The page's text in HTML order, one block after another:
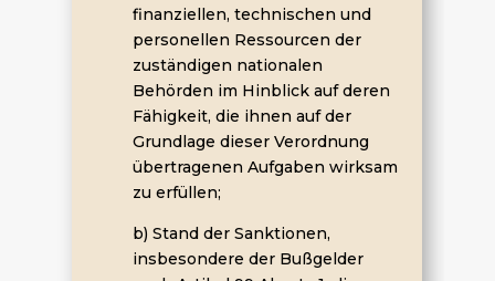
finanziellen, technischen und
personellen Ressourcen der
zuständigen nationalen
Behörden im Hinblick auf deren
Fähigkeit, die ihnen auf der
Grundlage dieser Verordnung
übertragenen Aufgaben wirksam
zu erfüllen;
b) Stand der Sanktionen,
insbesondere der Bußgelder